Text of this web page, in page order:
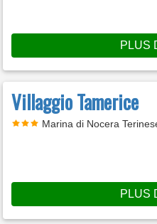
PLUS
Villaggio Tamerice
Marina di Nocera
PLUS